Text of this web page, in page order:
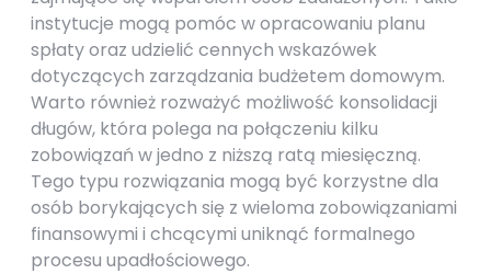
instytucje mogą pomóc w opracowaniu planu
spłaty oraz udzielić cennych wskazówek
dotyczących zarządzania budżetem domowym.
Warto również rozważyć możliwość konsolidacji
długów, która polega na połączeniu kilku
zobowiązań w jedno z niższą ratą miesięczną.
Tego typu rozwiązania mogą być korzystne dla
osób borykających się z wieloma zobowiązaniami
finansowymi i chcącymi uniknąć formalnego
procesu upadłościowego.